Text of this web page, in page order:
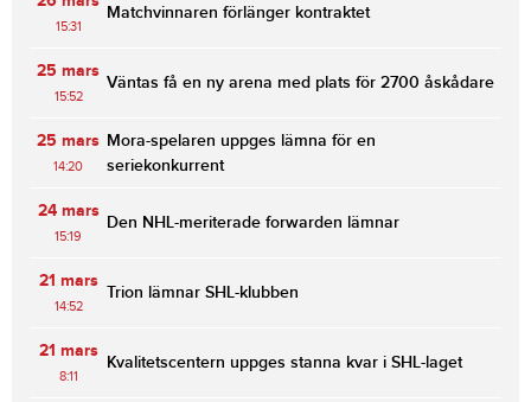
15:31
Matchvinnaren förlänger kontraktet
25 mars
15:52
Väntas få en ny arena med plats för 2700 åskådare
25 mars
14:20
Mora-spelaren uppges lämna för en
seriekonkurrent
24 mars
15:19
Den NHL-meriterade forwarden lämnar
21 mars
14:52
Trion lämnar SHL-klubben
21 mars
8:11
Kvalitetscentern uppges stanna kvar i SHL-laget